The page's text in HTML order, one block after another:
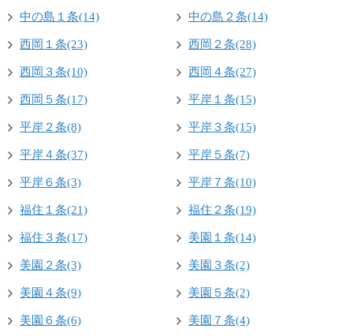
中の島１条(14) 中の島２条(14)
西岡１条(23) 西岡２条(28)
西岡３条(10) 西岡４条(27)
西岡５条(17) 平岸１条(15)
平岸２条(8) 平岸３条(15)
平岸４条(37) 平岸５条(7)
平岸６条(3) 平岸７条(10)
福住１条(21) 福住２条(19)
福住３条(17) 美園１条(14)
美園２条(3) 美園３条(2)
美園４条(9) 美園５条(2)
美園６条(6) 美園７条(4)